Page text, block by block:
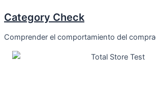
Category Check
Comprender el comportamiento del